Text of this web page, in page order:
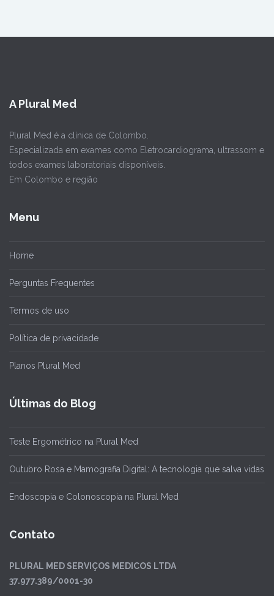
A Plural Med
Plural Med é a clínica de Colombo.
Especializada em exames como Eletrocardiograma, ultrassom e
todos exames laboratoriais disponíveis.
Em Colombo e região
Menu
Home
Perguntas Frequentes
Termos de uso
Política de privacidade
Planos Plural Med
Últimas do Blog
Teste Ergométrico na Plural Med
Outubro Rosa e Mamografia Digital: A tecnologia que salva vidas
Endoscopia e Colonoscopia na Plural Med
Contato
PLURAL MED SERVIÇOS MEDICOS LTDA
37.977.389/0001-30